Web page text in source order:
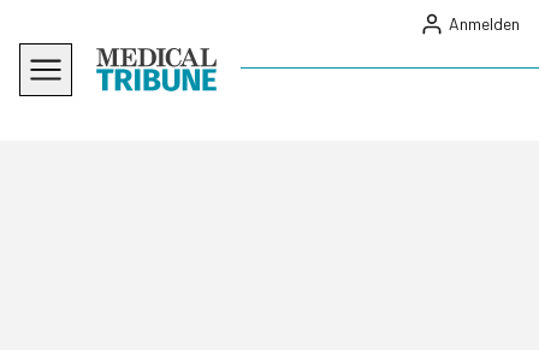
Anmelden